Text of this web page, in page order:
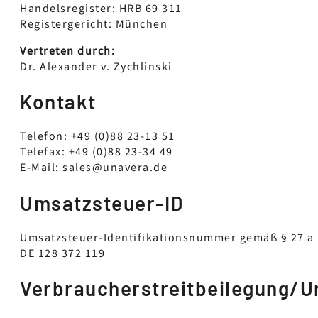
Handelsregister: HRB 69 311
Registergericht: München
Vertreten durch:
Dr. Alexander v. Zychlinski
Kontakt
Telefon: +49 (0)88 23-13 51
Telefax: +49 (0)88 23-34 49
E-Mail: sales@unavera.de
Umsatzsteuer-ID
Umsatzsteuer-Identifikationsnummer gemäß § 27 a
DE 128 372 119
Verbraucher­streit­beilegung/